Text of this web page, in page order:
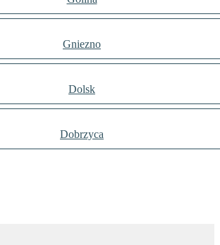
Gniezno
Dolsk
Dobrzyca